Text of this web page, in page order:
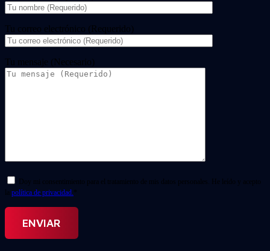
Tu correo electrónico (Requerido)
Tu mensaje (Necesario)
Doy mi consentimiento para el tratamiento de mis datos personales. He leído y acepto
la política de privacidad. *